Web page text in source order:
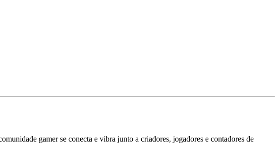
gamer se conecta e vibra junto a criadores, jogadores e contadores de